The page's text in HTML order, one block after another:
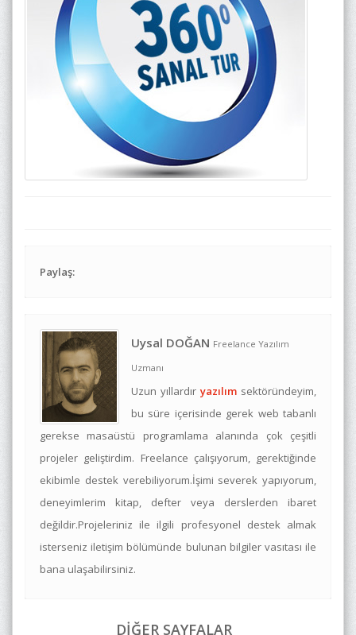
Paylaş:
Uysal DOĞAN Freelance Yazılım
Uzmanı
Uzun yıllardır yazılım sektöründeyim,
bu süre içerisinde gerek web tabanlı
gerekse masaüstü programlama alanında çok çeşitli
projeler geliştirdim. Freelance çalışıyorum, gerektiğinde
ekibimle destek verebiliyorum.İşimi severek yapıyorum,
deneyimlerim kitap, defter veya derslerden ibaret
değildir.Projeleriniz ile ilgili profesyonel destek almak
isterseniz iletişim bölümünde bulunan bilgiler vasıtası ile
bana ulaşabilirsiniz.
DİĞER SAYFALAR